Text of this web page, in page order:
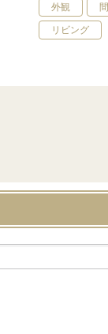
外観
リビング